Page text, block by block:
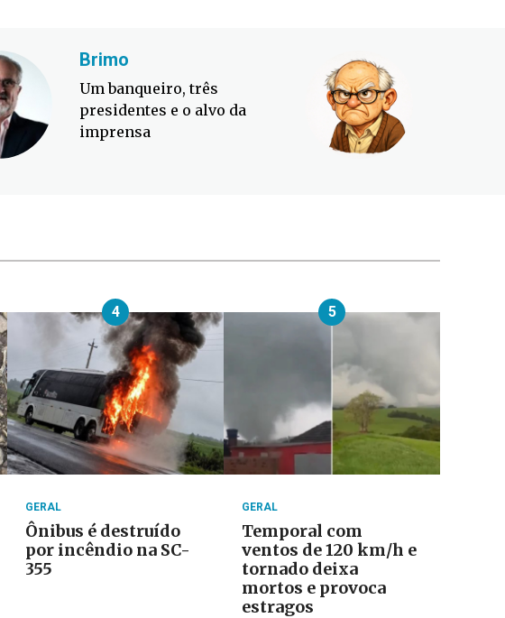
Brimo
Um banqueiro, três
presidentes e o alvo da
imprensa
4
GERAL
Ônibus é destruído
por incêndio na SC-
355
5
GERAL
Temporal com
ventos de 120 km/h e
tornado deixa
mortos e provoca
estragos